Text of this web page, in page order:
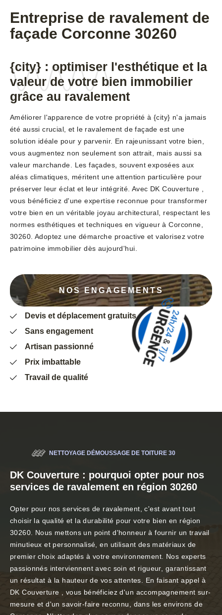
Entreprise de ravalement de
façade Corconne 30260
{city} : optimiser l'esthétique et la
valeur de votre bien immobilier
grâce au ravalement
Améliorer l'apparence de votre propriété à {city} n'a jamais
été aussi crucial, et le ravalement de façade est une
solution idéale pour y parvenir. En rajeunissant votre bien,
vous augmentez non seulement son attrait, mais aussi sa
valeur marchande. Les façades, souvent exposées aux
aléas climatiques, méritent une attention particulière pour
préserver leur éclat et leur intégrité. Avec DK Couverture ,
vous bénéficiez d'une expertise reconnue pour transformer
votre bien en un véritable joyau architectural, respectant les
normes esthétiques et techniques en vigueur à Corconne,
30260. Adoptez une démarche proactive et valorisez votre
patrimoine immobilier dès aujourd'hui.
NOS ENGAGEMENTS
Devis et déplacement gratuits
Sans engagement
Artisan passionné
Prix imbattable
Travail de qualité
NETTOYAGE DÉMOUSSAGE DE TOITURE 30
DK Couverture : pourquoi opter pour nos
services de ravalement en région 30260
Opter pour nos services de ravalement, c'est avant tout
choisir la qualité et la durabilité pour votre bien en région
30260. Nous mettons un point d'honneur à fournir un travail
minutieux et personnalisé, en utilisant des matériaux de
premier choix adaptés à votre environnement. Nos experts
passionnés interviennent avec soin et rigueur, garantissant
un résultat à la hauteur de vos attentes. En faisant appel à
DK Couverture , vous bénéficiez d'un accompagnement sur-
mesure et d'un savoir-faire reconnu, dans les environs de